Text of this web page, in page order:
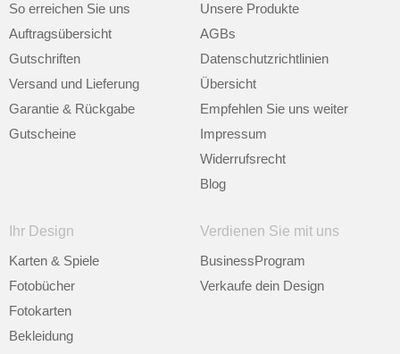
So erreichen Sie uns
Auftragsübersicht
Gutschriften
Versand und Lieferung
Garantie & Rückgabe
Gutscheine
Unsere Produkte
AGBs
Datenschutzrichtlinien
Übersicht
Empfehlen Sie uns weiter
Impressum
Widerrufsrecht
Blog
Ihr Design
Karten & Spiele
Fotobücher
Fotokarten
Bekleidung
Verdienen Sie mit uns
BusinessProgram
Verkaufe dein Design